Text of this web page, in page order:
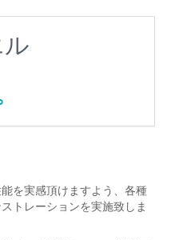
を実感頂けますよう、各種
トレーションを実施致しま